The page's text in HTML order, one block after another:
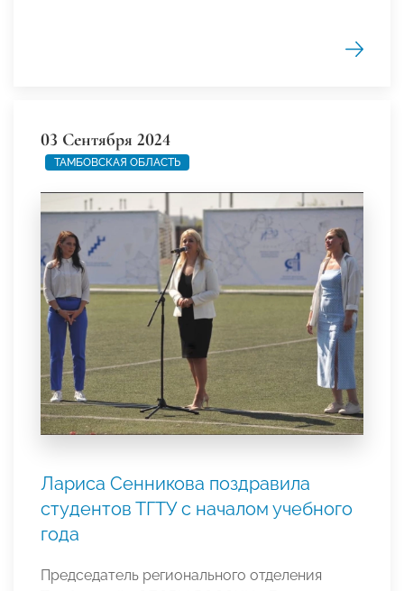
03 Сентября 2024
ТАМБОВСКАЯ ОБЛАСТЬ
Лариса Сенникова поздравила
студентов ТГТУ с началом учебного
года
Председатель регионального отделения